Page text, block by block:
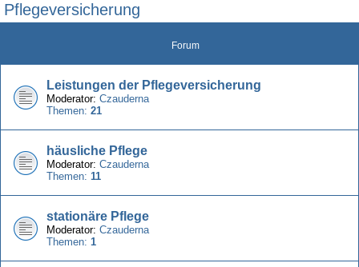
Pflegeversicherung
Forum
Leistungen der Pflegeversicherung
Moderator: Czauderna
Themen: 21
häusliche Pflege
Moderator: Czauderna
Themen: 11
stationäre Pflege
Moderator: Czauderna
Themen: 1